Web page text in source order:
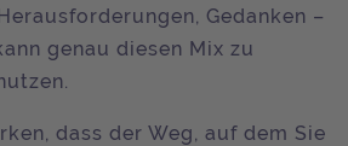
Gedanken –
genau diesen Mix zu
dass der Weg, auf dem Sie